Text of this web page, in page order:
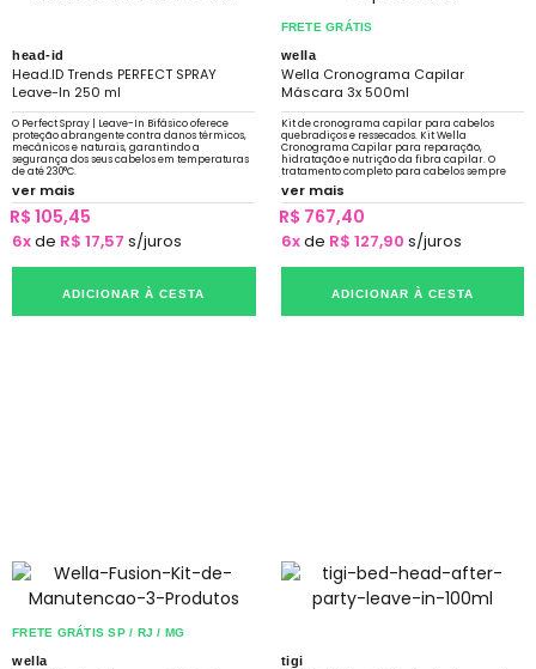
head-id
Head.ID Trends PERFECT SPRAY
Leave-In 250 ml
O Perfect Spray | Leave-In Bifásico oferece
proteção abrangente contra danos térmicos,
mecânicos e naturais, garantindo a
segurança dos seus cabelos em temperaturas
de até 230°C.
ver mais
R$ 105,45
6xde R$ 17,57 s/juros
ADICIONAR À CESTA
FRETE GRÁTIS
wella
Wella Cronograma Capilar
Máscara 3x 500ml
Kit de cronograma capilar para cabelos
quebradiços e ressecados. Kit Wella
Cronograma Capilar para reparação,
hidratação e nutrição da fibra capilar. O
tratamento completo para cabelos sempre
fortes, hidratados e brilhantes.
ver mais
R$ 767,40
6xde R$ 127,90 s/juros
ADICIONAR À CESTA
FRETE GRÁTIS SP / RJ / MG
wella tigi